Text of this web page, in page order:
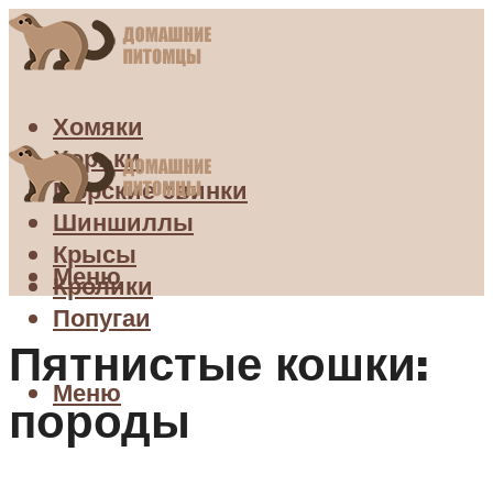
Хомяки
Хорьки
Морские свинки
Шиншиллы
Крысы
Кролики
Попугаи
Меню
Меню
Пятнистые кошки:
породы